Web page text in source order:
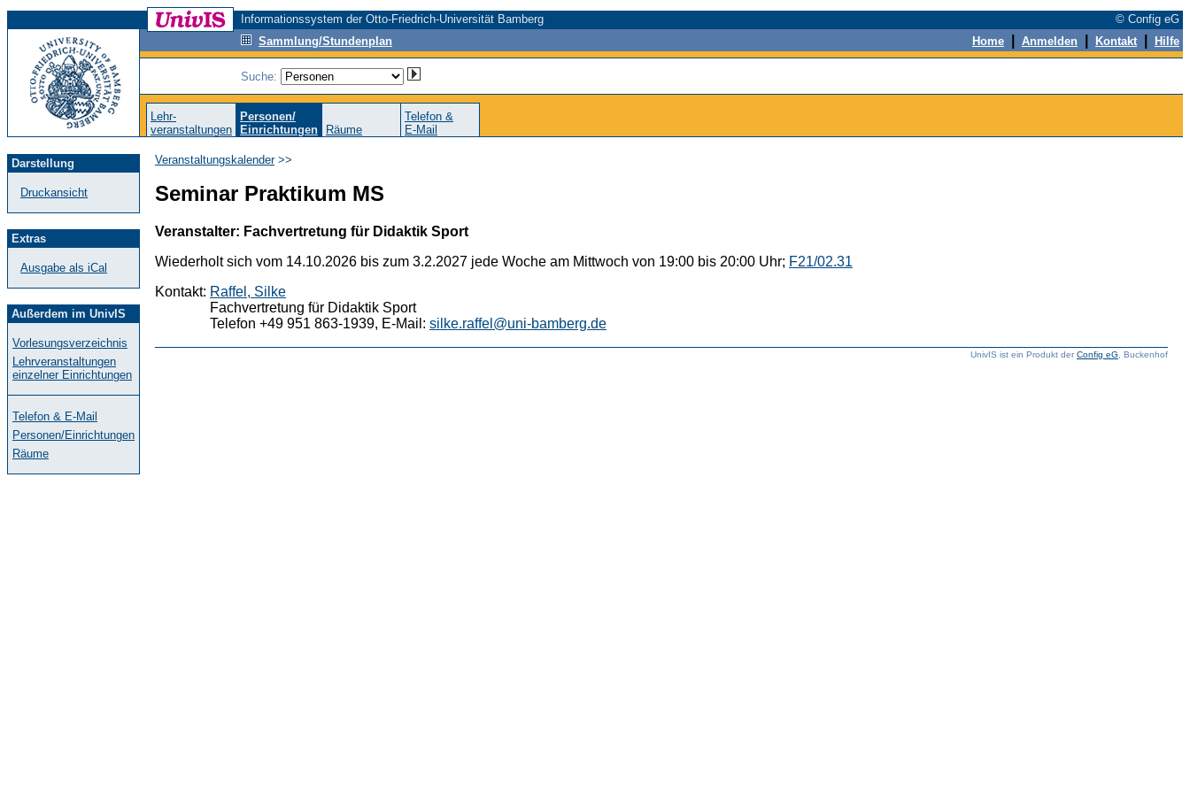
Informationssystem der Otto-Friedrich-Universität Bamberg
© Config eG
Sammlung/Stundenplan
Home Anmelden Kontakt Hilfe
Suche:
Lehr-
veranstaltungen
Personen/
Einrichtungen
Räume
Telefon &
E-Mail
Darstellung
Druckansicht
Extras
Ausgabe als iCal
Außerdem im UnivIS
Vorlesungsverzeichnis
Lehrveranstaltungen
einzelner Einrichtungen
Telefon & E-Mail
Personen/Einrichtungen
Räume
Veranstaltungskalender>>
Seminar Praktikum MS
Veranstalter: Fachvertretung für Didaktik Sport
Wiederholt sich vom 14.10.2026 bis zum 3.2.2027 jede Woche am Mittwoch von 19:00 bis 20:00 Uhr; F21/02.31
Kontakt: Raffel, Silke
Fachvertretung für Didaktik Sport
Telefon +49 951 863-1939, E-Mail: silke.raffel@uni-bamberg.de
UnivIS ist ein Produkt derConfig eG , Buckenhof